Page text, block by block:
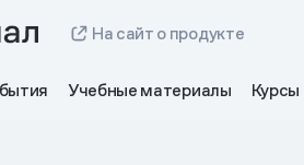
На сайт о продукте
Учебные материалы Курсы